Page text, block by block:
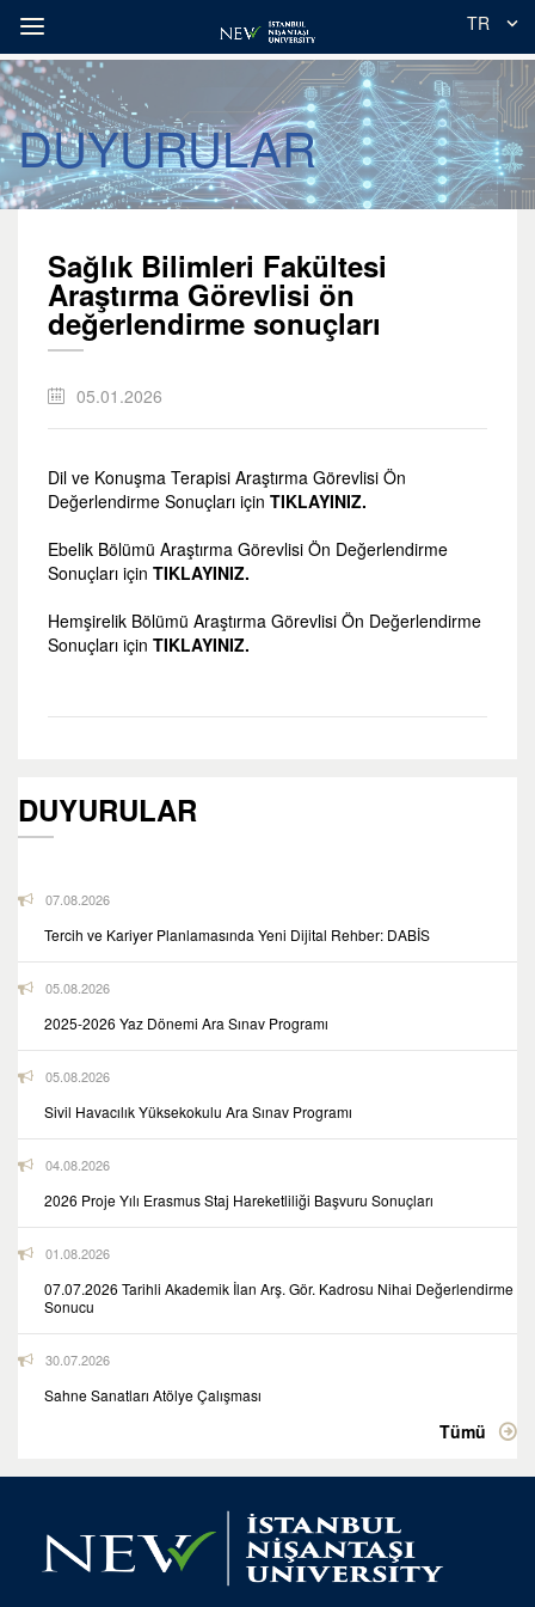
TR
DUYURULAR
Sağlık Bilimleri Fakültesi
Araştırma Görevlisi ön
değerlendirme sonuçları
05.01.2026
Dil ve Konuşma Terapisi Araştırma Görevlisi Ön
Değerlendirme Sonuçları için TIKLAYINIZ.
Ebelik Bölümü Araştırma Görevlisi Ön Değerlendirme
Sonuçları için TIKLAYINIZ.
Hemşirelik Bölümü Araştırma Görevlisi Ön Değerlendirme
Sonuçları için TIKLAYINIZ.
DUYURULAR
07.08.2026
Tercih ve Kariyer Planlamasında Yeni Dijital Rehber: DABİS
05.08.2026
2025-2026 Yaz Dönemi Ara Sınav Programı
05.08.2026
Sivil Havacılık Yüksekokulu Ara Sınav Programı
04.08.2026
2026 Proje Yılı Erasmus Staj Hareketliliği Başvuru Sonuçları
01.08.2026
07.07.2026 Tarihli Akademik İlan Arş. Gör. Kadrosu Nihai Değerlendirme
Sonucu
30.07.2026
Sahne Sanatları Atölye Çalışması
Tümü